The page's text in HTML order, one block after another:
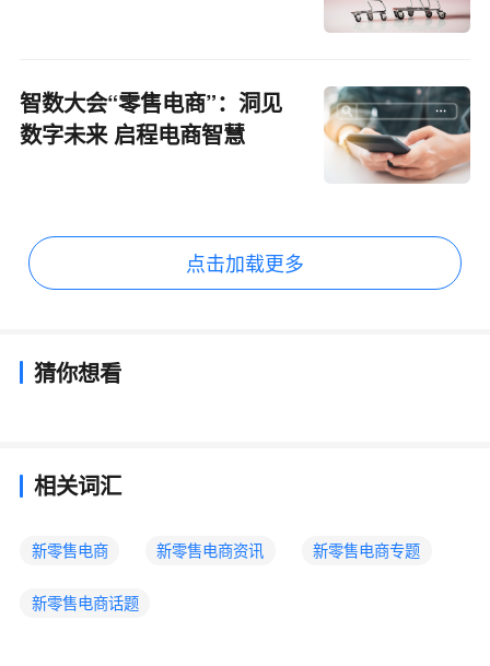
智数大会“零售电商”：洞见
数字未来 启程电商智慧
点击加载更多
猜你想看
相关词汇
新零售电商 新零售电商资讯 新零售电商专题
新零售电商话题